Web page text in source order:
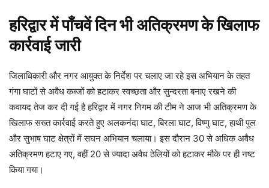
हरिद्वार में पाँचवें दिन भी अतिक्रमण के खिलाफ
कार्रवाई जारी
जिलाधिकारी और नगर आयुक्त के निर्देश पर चलाए जा रहे इस अभियान के तहत
गंगा घाटों से अवैध कब्जों को हटाकर स्वच्छता और सुन्दरता बनाए रखने की
कवायद तेज कर दी गई है हरिद्वार में नगर निगम की टीम ने आज भी अतिक्रमण के
खिलाफ सख्त कार्रवाई करते हुए अलकनंदा घाट, बिरला घाट, विष्णु घाट, हाथी पुल
और सुभाष घाट क्षेत्रों में सघन अभियान चलाया। इस दौरान 30 से अधिक अवैध
अतिक्रमण हटाए गए, वहीं 20 से ज्यादा अवैध ठेलियों को हटाकर मौके पर ही नष्ट
किया गया।